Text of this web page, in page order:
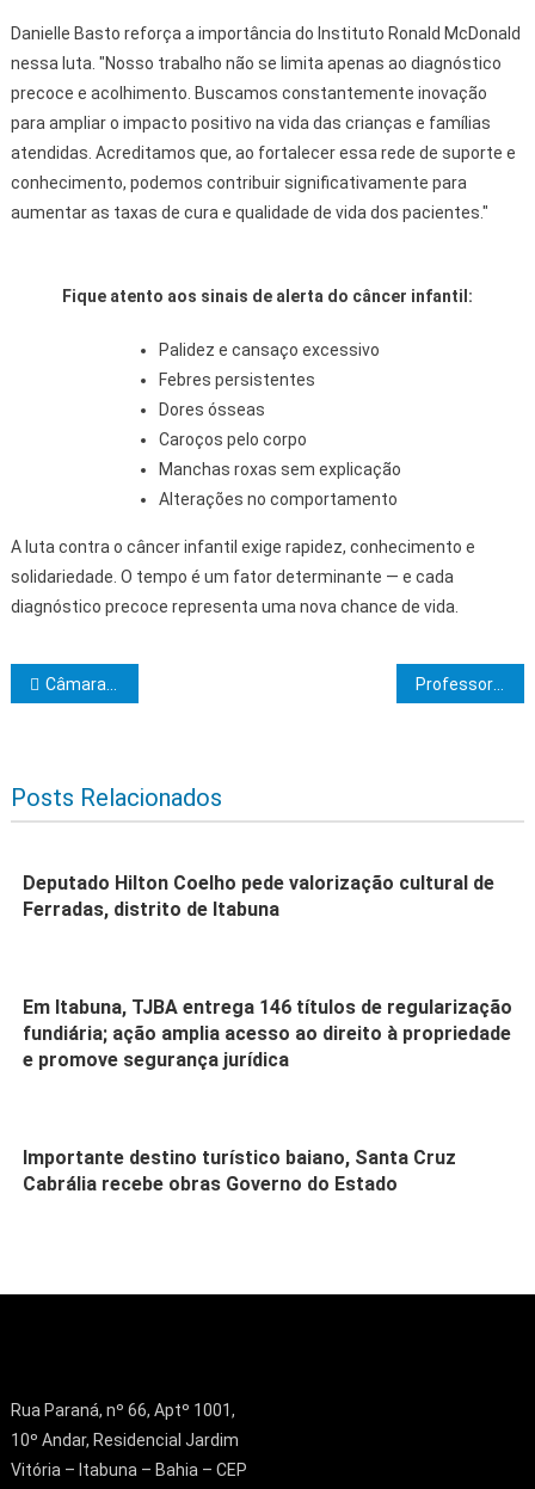
Danielle Basto reforça a importância do Instituto Ronald McDonald
nessa luta. "Nosso trabalho não se limita apenas ao diagnóstico
precoce e acolhimento. Buscamos constantemente inovação
para ampliar o impacto positivo na vida das crianças e famílias
atendidas. Acreditamos que, ao fortalecer essa rede de suporte e
conhecimento, podemos contribuir significativamente para
aumentar as taxas de cura e qualidade de vida dos pacientes."
Fique atento aos sinais de alerta do câncer infantil:
Palidez e cansaço excessivo
Febres persistentes
Dores ósseas
Caroços pelo corpo
Manchas roxas sem explicação
Alterações no comportamento
A luta contra o câncer infantil exige rapidez, conhecimento e
solidariedade. O tempo é um fator determinante — e cada
diagnóstico precoce representa uma nova chance de vida.
Navegação de Post
Câmara de Itabuna homenageia mulheres de destaque com Comenda Otaciana Pinto Professor da Uesc Contribui para Nova Norma Brasileira sobre Barras de Polímero Reforçado com Fibras
Posts Relacionados
Deputado Hilton Coelho pede valorização cultural de
Ferradas, distrito de Itabuna
Em Itabuna, TJBA entrega 146 títulos de regularização
fundiária; ação amplia acesso ao direito à propriedade
e promove segurança jurídica
Importante destino turístico baiano, Santa Cruz
Cabrália recebe obras Governo do Estado
Rua Paraná, nº 66, Aptº 1001,
10º Andar, Residencial Jardim
Vitória – Itabuna – Bahia – CEP